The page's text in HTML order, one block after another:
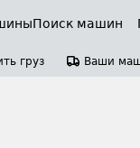
Поиск машин
груз Ваши